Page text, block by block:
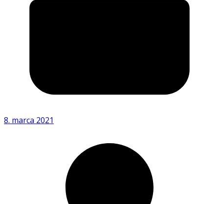
8. marca 2021